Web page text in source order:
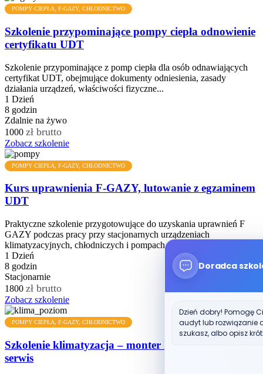
POMPY CIEPŁA, F-GAZY, CHŁODNICTWO
Szkolenie przypominające pompy ciepła odnowienie
certyfikatu UDT
Szkolenie przypominające z pomp ciepła dla osób odnawiających
certyfikat UDT, obejmujące dokumenty odniesienia, zasady
działania urządzeń, właściwości fizyczne...
1 Dzień
8 godzin
Zdalnie na żywo
1000 zł brutto
Zobacz szkolenie
POMPY CIEPŁA, F-GAZY, CHŁODNICTWO
Kurs uprawnienia F-GAZY, lutowanie z egzaminem
UDT
Praktyczne szkolenie przygotowujące do uzyskania uprawnień F
GAZY podczas pracy przy stacjonarnych urządzeniach
klimatyzacyjnych, chłodniczych i pompach ciepła,...
1 Dzień
8 godzin
Stacjonarnie
1800 zł brutto
Zobacz szkolenie
POMPY CIEPŁA, F-GAZY, CHŁODNICTWO
Szkolenie klimatyzacja – monter klimatyzacji dobór,
serwis
Doradca
Dzień dobry! Pomogę
audyt lub rozwiązanie
szukasz, albo opisz